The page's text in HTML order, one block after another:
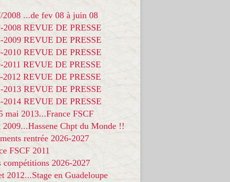
2008 ...de fev 08 à juin 08
2008 REVUE DE PRESSE
2009 REVUE DE PRESSE
2010 REVUE DE PRESSE
2011 REVUE DE PRESSE
2012 REVUE DE PRESSE
2013 REVUE DE PRESSE
2014 REVUE DE PRESSE
mai 2013...France FSCF
Chpt du Monde !!
rentrée 2026-2027
FSCF 2011
compétitions 2026-2027
2012...Stage en Guadeloupe